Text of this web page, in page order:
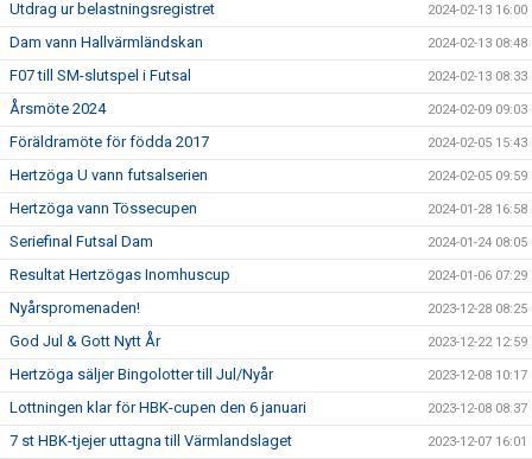
Utdrag ur belastningsregistret 2024-02-13 16:00
Dam vann Hallvärmländskan 2024-02-13 08:48
F07 till SM-slutspel i Futsal 2024-02-13 08:33
Årsmöte 2024 2024-02-09 09:03
Föräldramöte för födda 2017 2024-02-05 15:43
Hertzöga U vann futsalserien 2024-02-05 09:59
Hertzöga vann Tössecupen 2024-01-28 16:58
Seriefinal Futsal Dam 2024-01-24 08:05
Resultat Hertzögas Inomhuscup 2024-01-06 07:29
Nyårspromenaden! 2023-12-28 08:25
God Jul & Gott Nytt År 2023-12-22 12:59
Hertzöga säljer Bingolotter till Jul/Nyår 2023-12-08 10:17
Lottningen klar för HBK-cupen den 6 januari 2023-12-08 08:37
7 st HBK-tjejer uttagna till Värmlandslaget 2023-12-07 16:01